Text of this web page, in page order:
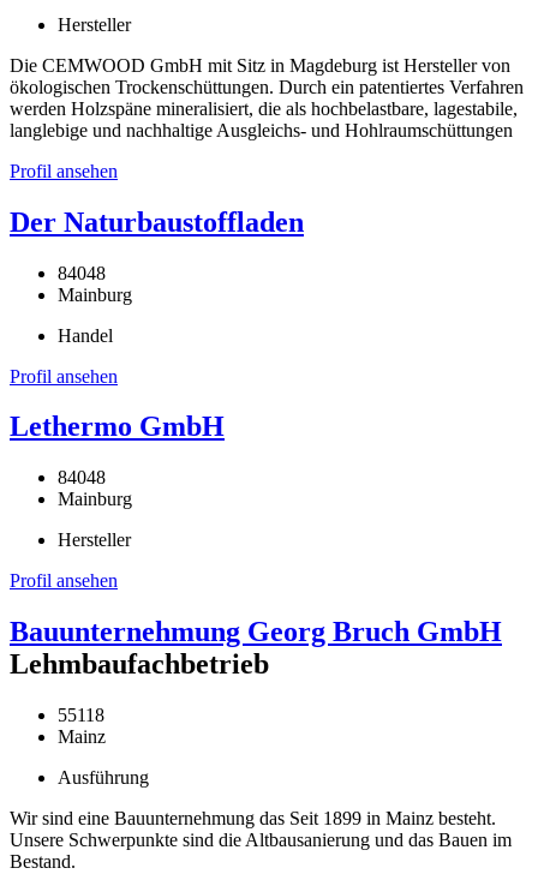
Hersteller
Die CEMWOOD GmbH mit Sitz in Magdeburg ist Hersteller von
ökologischen Trockenschüttungen. Durch ein patentiertes Verfahren
werden Holzspäne mineralisiert, die als hochbelastbare, lagestabile,
langlebige und nachhaltige Ausgleichs- und Hohlraumschüttungen
Profil ansehen
Der Naturbaustoffladen
84048
Mainburg
Handel
Profil ansehen
Lethermo GmbH
84048
Mainburg
Hersteller
Profil ansehen
Bauunternehmung Georg Bruch GmbH
Lehmbaufachbetrieb
55118
Mainz
Ausführung
Wir sind eine Bauunternehmung das Seit 1899 in Mainz besteht.
Unsere Schwerpunkte sind die Altbausanierung und das Bauen im
Bestand.